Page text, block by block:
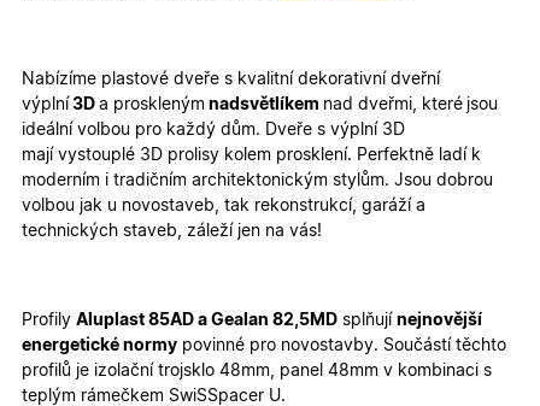
Nabízíme plastové dveře s kvalitní dekorativní dveřní
výplní 3D a proskleným nadsvětlíkem nad dveřmi, které jsou
ideální volbou pro každý dům. Dveře s výplní 3D
mají vystouplé 3D prolisy kolem prosklení. Perfektně ladí k
moderním i tradičním architektonickým stylům. Jsou dobrou
volbou jak u novostaveb, tak rekonstrukcí, garáží a
technických staveb, záleží jen na vás!
Profily Aluplast 85AD a Gealan 82,5MD splňují nejnovější
energetické normy povinné pro novostavby. Součástí těchto
profilů je izolační trojsklo 48mm, panel 48mm v kombinaci s
teplým rámečkem SwiSSpacer U.
Marketingové
cookies
Funkční cookies
Nezbytně nutné soubory cookie umožňují základní
funkce webových stránek, jako je přihlášení
uživatele a správa účtu. Webové stránky nelze bez
nezbytně nutných souborů cookie správně používat.